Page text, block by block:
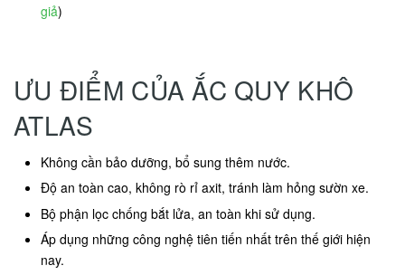
giả)
ƯU ĐIỂM CỦA ẮC QUY KHÔ
ATLAS
Không cần bảo dưỡng, bổ sung thêm nước.
Độ an toàn cao, không rò rỉ axit, tránh làm hỏng sườn xe.
Bộ phận lọc chống bắt lửa, an toàn khi sử dụng.
Áp dụng những công nghệ tiên tiến nhất trên thế giới hiện
nay.